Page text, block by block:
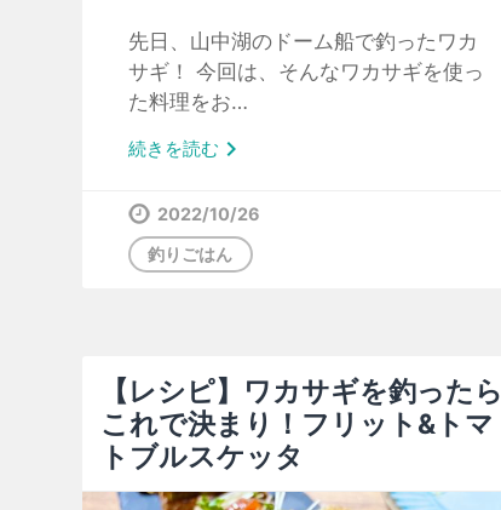
先日、山中湖のドーム船で釣ったワカ
サギ！ 今回は、そんなワカサギを使っ
た料理をお…
続きを読む
2022/10/26
釣りごはん
【レシピ】ワカサギを釣ったら
これで決まり！フリット&トマ
トブルスケッタ